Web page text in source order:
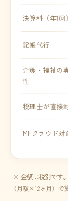
決算料（年1回）
記帳代行
介護・福祉の
性
税理士が直接
MFクラウド対
※ 金額は税別です
（月額×12ヶ月）